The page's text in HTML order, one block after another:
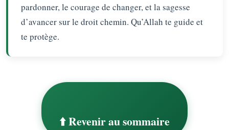
pardonner, le courage de changer, et la sagesse
d’avancer sur le droit chemin. Qu’Allah te guide et
te protège.
⬆️ Revenir au sommaire